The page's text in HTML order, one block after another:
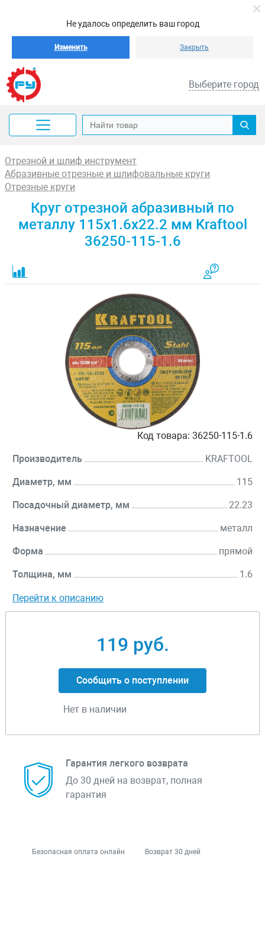
Не удалось определить ваш город
Изменить Закрыть
Выберите город
Отрезной и шлиф инструмент
Абразивные отрезные и шлифовальные круги
Отрезные круги
Круг отрезной абразивный по
металлу 115x1.6x22.2 мм Kraftool
36250-115-1.6
Код товара: 36250-115-1.6
Производитель KRAFTOOL
Диаметр, мм 115
Посадочный диаметр, мм 22.23
Назначение металл
Форма прямой
Толщина, мм 1.6
Перейти к описанию
119 руб.
Сообщить о поступлении
Нет в наличии
Гарантия легкого возврата
До 30 дней на возврат, полная
гарантия
Безопасная оплата онлайн Возврат 30 дней